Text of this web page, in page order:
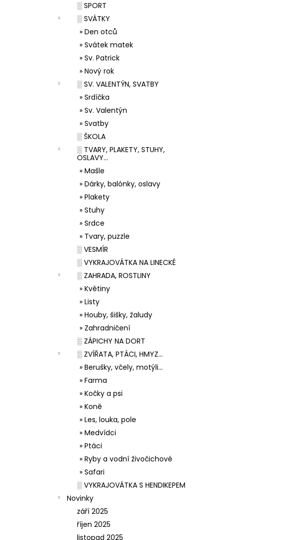
░ SPORT
░ SVÁTKY
» Den otců
» Svátek matek
» Sv. Patrick
» Nový rok
░ SV. VALENTÝN, SVATBY
» Srdíčka
» Sv. Valentýn
» Svatby
░ ŠKOLA
░ TVARY, PLAKETY, STUHY,
OSLAVY...
» Mašle
» Dárky, balónky, oslavy
» Plakety
» Stuhy
» Srdce
» Tvary, puzzle
░ VESMÍR
░ VYKRAJOVÁTKA NA LINECKÉ
░ ZAHRADA, ROSTLINY
» Květiny
» Listy
» Houby, šišky, žaludy
» Zahradničení
░ ZÁPICHY NA DORT
░ ZVÍŘATA, PTÁCI, HMYZ...
» Berušky, včely, motýli...
» Farma
» Kočky a psi
» Koně
» Les, louka, pole
» Medvídci
» Ptáci
» Ryby a vodní živočichové
» Safari
░ VYKRAJOVÁTKA S HENDIKEPEM
Novinky
září 2025
říjen 2025
listopad 2025